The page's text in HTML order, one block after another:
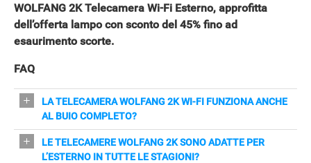
WOLFANG 2K Telecamera Wi-Fi Esterno, approfitta
dell’offerta lampo con sconto del 45% fino ad
esaurimento scorte.
FAQ
LA TELECAMERA WOLFANG 2K WI-FI FUNZIONA ANCHE
AL BUIO COMPLETO?
Sì, offre visione notturna avanzata a colori e a infrarossi
fino a 15 metri, così monitori l’area anche in totale
LE TELECAMERE WOLFANG 2K SONO ADATTE PER
L’ESTERNO IN TUTTE LE STAGIONI?